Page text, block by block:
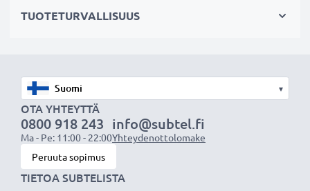
TUOTETURVALLISUUS
▾
OTA YHTEYTTÄ
0800 918 243
Ma - Pe: 11:00 - 22:00
info@subtel.fi
Yhteydenottolomake
Peruuta sopimus
TIETOA SUBTELISTA